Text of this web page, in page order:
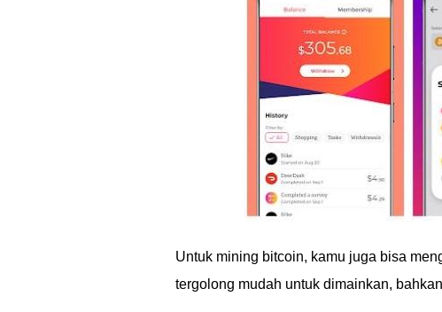
Untuk mining bitcoin, kamu juga bisa
tergolong mudah untuk dimainkan,